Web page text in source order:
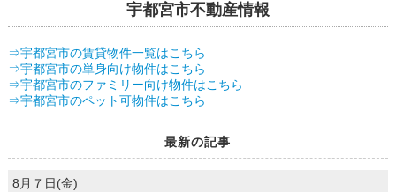
宇都宮市不動産情報
⇒宇都宮市の賃貸物件一覧はこちら
⇒宇都宮市の単身向け物件はこちら
⇒宇都宮市のファミリー向け物件はこちら
⇒宇都宮市のペット可物件はこちら
最新の記事
8月７日(金)